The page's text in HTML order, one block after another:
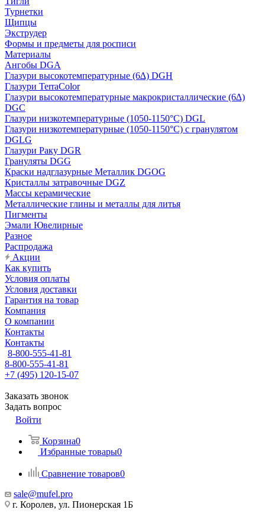
Турнетки
Щипцы
Экструдер
Формы и предметы для росписи
Материалы
Ангобы DGA
Глазури высокотемпературные (6∆) DGH
Глазури TerraColor
Глазури высокотемпературные макрокристаллические (6∆)
DGC
Глазури низкотемпературные (1050-1150°С) DGL
Глазури низкотемпературные (1050-1150°С) с гранулятом
DGLG
Глазури Раку DGR
Грануляты DGG
Краски надглазурные Металлик DGOG
Кристаллы затравочные DGZ
Массы керамические
Металлические глины и металлы для литья
Пигменты
Эмали Ювелирные
Разное
Распродажа
Акции
Как купить
Условия оплаты
Условия доставки
Гарантия на товар
Компания
О компании
Контакты
Контакты
8-800-555-41-81
8-800-555-41-81
+7 (495) 120-15-07
Заказать звонок
Задать вопрос
Войти
Корзина0
Избранные товары0
Сравнение товаров0
sale@mufel.pro
г. Королев, ул. Пионерская 1Б